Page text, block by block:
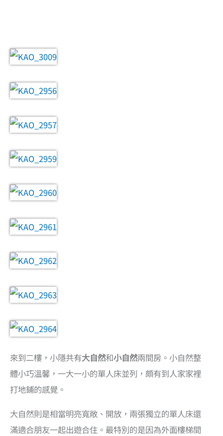
來到二樓，小隱共有大自然和小自然兩間房。小自然整
體小巧溫馨，一大一小的單人床並列，頗有到人家家裡
打地鋪的感覺。
大自然則是相當明亮寬敞、開放，兩張獨立的單人床還
滿適合朋友一起出遊合住。最特別的是因為外面樓梯間